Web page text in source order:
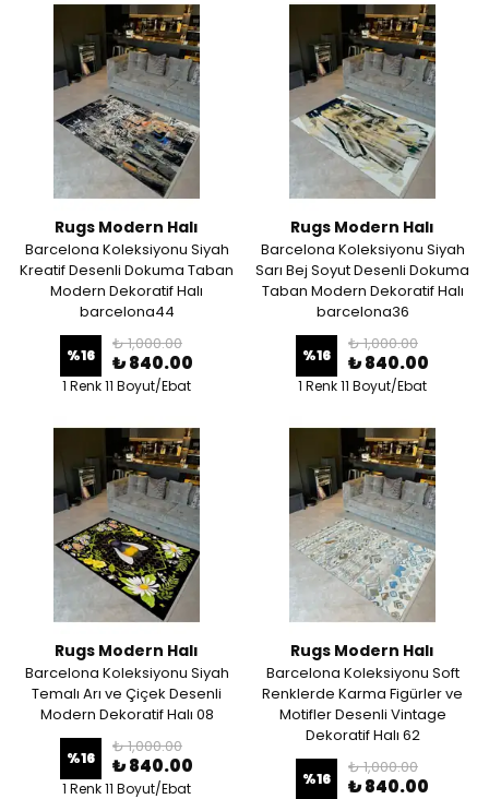
Rugs Modern Halı
Barcelona Koleksiyonu Siyah
Kreatif Desenli Dokuma Taban
Modern Dekoratif Halı
barcelona44
%16
₺ 1,000.00
₺ 840.00
1 Renk 11 Boyut/Ebat
Rugs Modern Halı
Barcelona Koleksiyonu Siyah
Sarı Bej Soyut Desenli Dokuma
Taban Modern Dekoratif Halı
barcelona36
%16
₺ 1,000.00
₺ 840.00
1 Renk 11 Boyut/Ebat
Rugs Modern Halı
Barcelona Koleksiyonu Siyah
Temalı Arı ve Çiçek Desenli
Modern Dekoratif Halı 08
%16
₺ 1,000.00
₺ 840.00
1 Renk 11 Boyut/Ebat
Rugs Modern Halı
Barcelona Koleksiyonu Soft
Renklerde Karma Figürler ve
Motifler Desenli Vintage
Dekoratif Halı 62
%16
₺ 1,000.00
₺ 840.00